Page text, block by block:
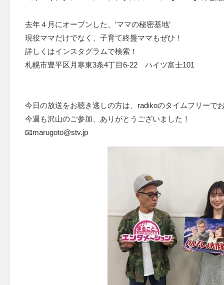
去年４月にオープンした、‘ママの秘密基地’
現役ママだけでなく、子育て終盤ママもぜひ！
詳しくはインスタグラムで検索！
札幌市豊平区月寒東3条4丁目6-22 ハイツ富士101
今日の放送をお聴き逃しの方は、radikoのタイムフリーで
今週も沢山のご参加、ありがとうございました！
📧marugoto@stv.jp